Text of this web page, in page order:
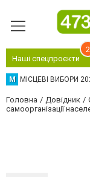
Наші спецпроєкти
2
М МІСЦЕВІ ВИБОРИ
Головна Довідник
самоорганізації